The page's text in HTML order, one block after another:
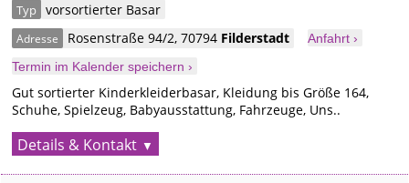
Typ vorsortierter Basar
Adresse Rosenstraße 94/2,70794 Filderstadt
Anfahrt ›
Termin im Kalender speichern ›
Gut sortierter Kinderkleiderbasar, Kleidung bis Größe 164,
Schuhe, Spielzeug, Babyausstattung, Fahrzeuge, Uns..
Details & Kontakt